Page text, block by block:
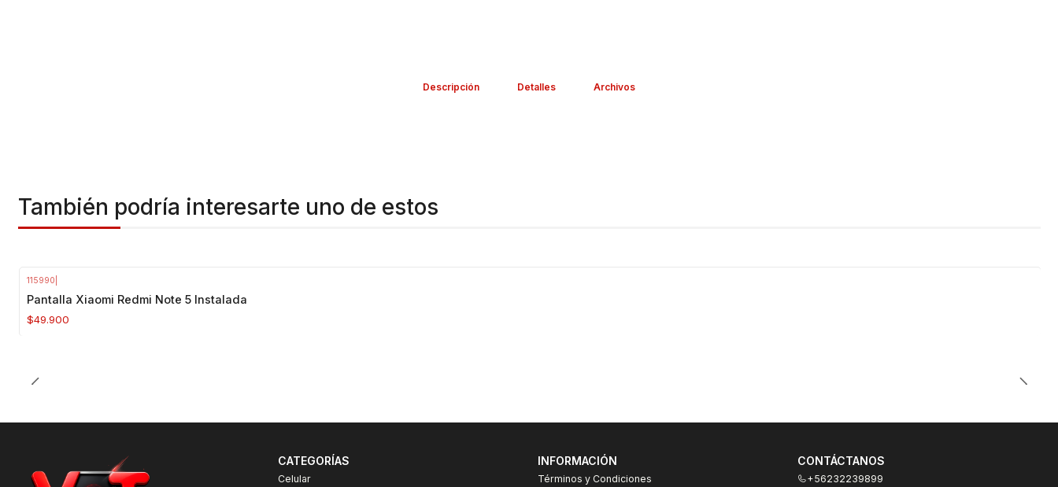
Descripción Detalles Archivos
También podría interesarte uno de estos
115990
Pantalla Xiaomi Redmi Note 5 Instalada
$49.900
CATEGORÍAS
Celular
INFORMACIÓN
Términos y Condiciones
CONTÁCTANOS
+56232239899